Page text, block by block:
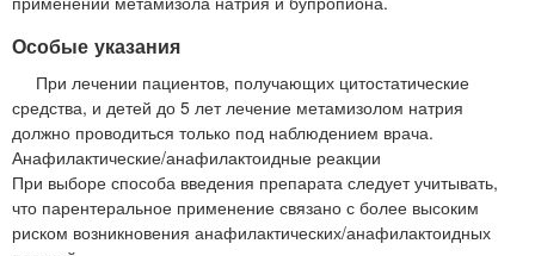
Особые указания
При лечении пациентов, получающих цитостатические
средства, и детей до 5 лет лечение метамизолом натрия
должно проводиться только под наблюдением врача.
Анафилактические/анафилактоидные реакции
При выборе способа введения препарата следует учитывать,
что парентеральное применение связано с более высоким
риском возникновения анафилактических/анафилактоидных